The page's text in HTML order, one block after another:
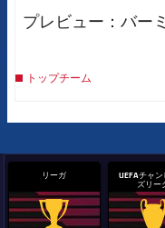
プレビュー：バー
トップチーム
リーガ
UEFAチャン
ズリー